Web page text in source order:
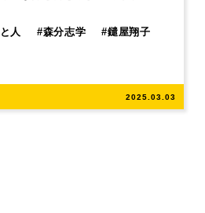
人 #森分志学 #鑓屋翔子
2025.03.03